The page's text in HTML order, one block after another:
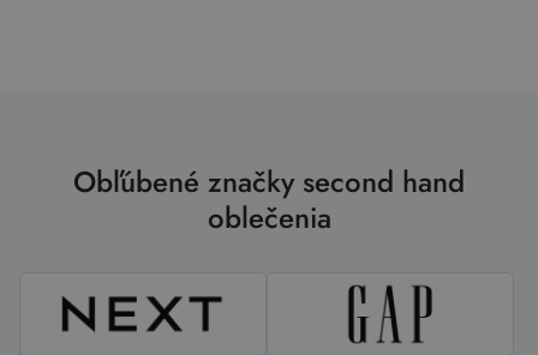
Obľúbené značky second hand
oblečenia